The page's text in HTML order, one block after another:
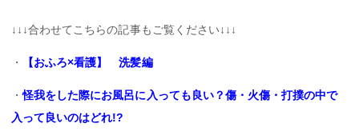
↓↓↓合わせてこちらの記事もご覧ください↓↓↓
・ 【おふろ×看護】 洗髪編
・怪我をした際にお風呂に入っても良い？傷・火傷・打撲の中で
入って良いのはどれ!?